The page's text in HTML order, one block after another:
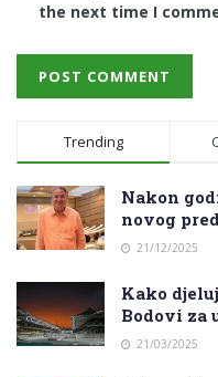
the next time I
Trending
Nakon
novog
21/12/2025
Kako
Bodovi za
21/03/2025